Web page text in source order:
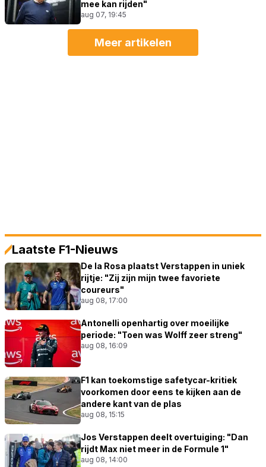
mee kan rijden"
aug 07, 19:45
Meer artikelen
Laatste F1-Nieuws
De la Rosa plaatst Verstappen in uniek
rijtje: "Zij zijn mijn twee favoriete
coureurs"
aug 08, 17:00
Antonelli openhartig over moeilijke
periode: "Toen was Wolff zeer streng"
aug 08, 16:09
F1 kan toekomstige safetycar-kritiek
voorkomen door eens te kijken aan de
andere kant van de plas
aug 08, 15:15
Jos Verstappen deelt overtuiging: "Dan
rijdt Max niet meer in de Formule 1"
aug 08, 14:00